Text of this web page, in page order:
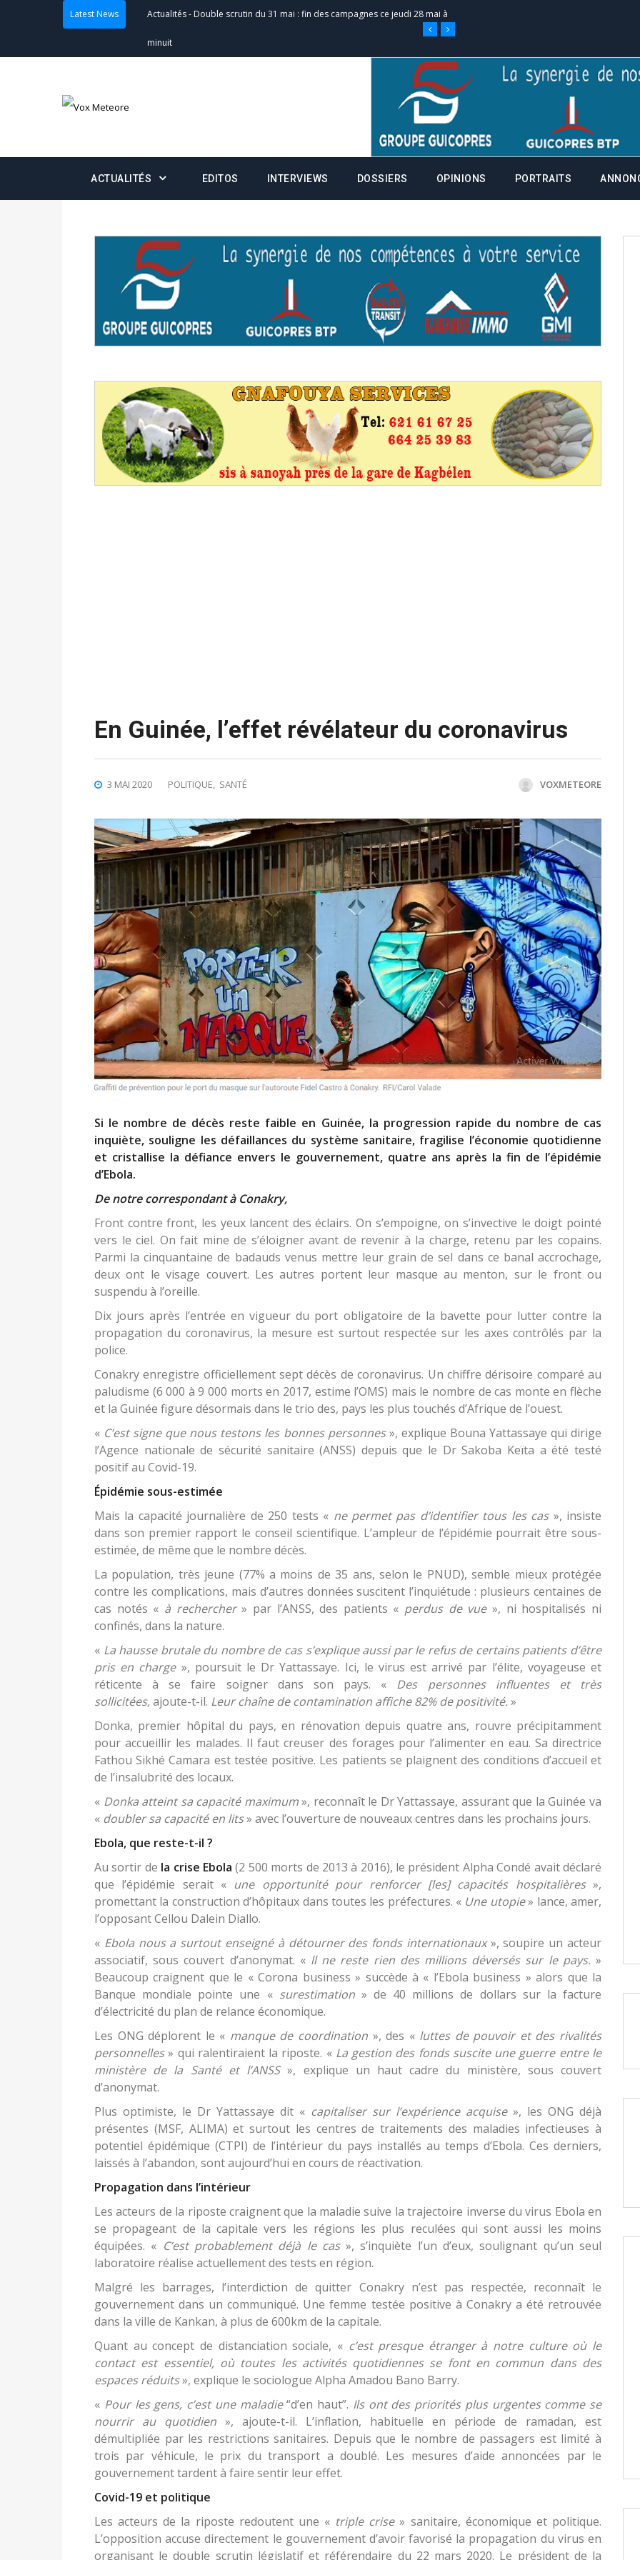
Latest News Actualités- Double scrutin du 31 mai : fin des campagnes ce jeudi 28 mai à
minuit
Communiqué relatif à la délivrance de la fiche de procuration
Convocation des membres des Commissions Administratives de
Centralisation des Votes (CACV) à une prestation de serment et à une
formation
Politique Candidats : désignez vos représentants aux CACV (centralisation
Politique Double scrutin du 31 mai : retrait des cartes d’électeurs possible
du 16 au 31 mai 2026
Politique Délégués de bureaux de vote : vos informations à transmettre
avant le 16 mai 2026 à 16h
statistiques des législatives et communales : ce 4 juin à 18h
Politique-Suite de la publication des résultats partiels des élections de mai
ce 03 juin à 14h
Politique-Suite de la publication des résultats partiels des élections de mai
ACTUALITÉS EDITOS INTERVIEWS DOSSIERS OPINIONS PORTRAITS
En Guinée, l’effet révélateur du coronavirus
3 MAI 2020 POLITIQUE SANTÉ VOXMETEORE
Si le nombre de décès reste faible en Guinée, la progression rapide du nombre de cas
inquiète, souligne les défaillances du système sanitaire, fragilise l’économie quotidienne
et cristallise la défiance envers le gouvernement, quatre ans après la fin de l’épidémie
d’Ebola.
De notre correspondant à Conakry,
Front contre front, les yeux lancent des éclairs. On s’empoigne, on s’invective le doigt pointé
vers le ciel. On fait mine de s’éloigner avant de revenir à la charge, retenu par les copains.
Parmi la cinquantaine de badauds venus mettre leur grain de sel dans ce banal accrochage,
deux ont le visage couvert. Les autres portent leur masque au menton, sur le front ou
suspendu à l’oreille.
Dix jours après l’entrée en vigueur du port obligatoire de la bavette pour lutter contre la
propagation du coronavirus, la mesure est surtout respectée sur les axes contrôlés par la
police.
Conakry enregistre officiellement sept décès de coronavirus. Un chiffre dérisoire comparé au
paludisme (6 000 à 9 000 morts en 2017, estime l’OMS) mais le nombre de cas monte en flèche
et la Guinée figure désormais dans le trio des, pays les plus touchés d’Afrique de l’ouest.
« C’est signe que nous testons les bonnes personnes», explique Bouna Yattassaye qui dirige
l’Agence nationale de sécurité sanitaire (ANSS) depuis que le Dr Sakoba Keïta a été testé
positif au Covid-19.
Épidémie sous-estimée
Mais la capacité journalière de 250 tests « ne permet pas d’identifier tous les cas», insiste
dans son premier rapport le conseil scientifique. L’ampleur de l’épidémie pourrait être sous-
estimée, de même que le nombre décès.
La population, très jeune (77% a moins de 35 ans, selon le PNUD), semble mieux protégée
contre les complications, mais d’autres données suscitent l’inquiétude : plusieurs centaines de
cas notés « à rechercher» par l’ANSS, des patients « perdus de vue», ni hospitalisés ni
confinés, dans la nature.
« La hausse brutale du nombre de cas s’explique aussi par le refus de certains patients d’être
pris en charge», poursuit le Dr Yattassaye. Ici, le virus est arrivé par l’élite, voyageuse et
réticente à se faire soigner dans son pays. « Des personnes influentes et très
sollicitées,ajoute-t-il. Leur chaîne de contamination affiche 82% de positivité. »
Donka, premier hôpital du pays, en rénovation depuis quatre ans, rouvre précipitamment
pour accueillir les malades. Il faut creuser des forages pour l’alimenter en eau. Sa directrice
Fathou Sikhé Camara est testée positive. Les patients se plaignent des conditions d’accueil et
de l’insalubrité des locaux.
« Donka atteint sa capacité maximum», reconnaît le Dr Yattassaye, assurant que la Guinée va
« doubler sa capacité en lits» avec l’ouverture de nouveaux centres dans les prochains jours.
Ebola, que reste-t-il ?
Au sortir de la crise Ebola (2 500 morts de 2013 à 2016), le président Alpha Condé avait déclaré
que l’épidémie serait « une opportunité pour renforcer [les] capacités hospitalières»,
promettant la construction d’hôpitaux dans toutes les préfectures. « Une utopie» lance, amer,
l’opposant Cellou Dalein Diallo.
« Ebola nous a surtout enseigné à détourner des fonds internationaux», soupire un acteur
associatif, sous couvert d’anonymat. «ll ne reste rien des millions déversés sur le pays.»
Beaucoup craignent que le « Corona business » succède à « l’Ebola business » alors que la
Banque mondiale pointe une « surestimation» de 40 millions de dollars sur la facture
d’électricité du plan de relance économique.
Les ONG déplorent le « manque de coordination», des «luttes de pouvoir et des rivalités
personnelles» qui ralentiraient la riposte. « La gestion des fonds suscite une guerre entre le
ministère de la Santé et l’ANSS», explique un haut cadre du ministère, sous couvert
d’anonymat.
Plus optimiste, le Dr Yattassaye dit « capitaliser sur l’expérience acquise », les ONG déjà
présentes (MSF, ALIMA) et surtout les centres de traitements des maladies infectieuses à
potentiel épidémique (CTPI) de l’intérieur du pays installés au temps d’Ebola. Ces derniers,
laissés à l’abandon, sont aujourd’hui en cours de réactivation.
Propagation dans l’intérieur
Les acteurs de la riposte craignent que la maladie suive la trajectoire inverse du virus Ebola en
se propageant de la capitale vers les régions les plus reculées qui sont aussi les moins
équipées. « C’est probablement déjà le cas», s’inquiète l’un d’eux, soulignant qu’un seul
laboratoire réalise actuellement des tests en région.
Malgré les barrages, l’interdiction de quitter Conakry n’est pas respectée, reconnaît le
gouvernement dans un communiqué. Une femme testée positive à Conakry a été retrouvée
dans la ville de Kankan, à plus de 600km de la capitale.
Quant au concept de distanciation sociale, «c’est presque étranger à notre culture où le
contact est essentiel, où toutes les activités quotidiennes se font en commun dans des
espaces réduits», explique le sociologue Alpha Amadou Bano Barry.
« Pour les gens, c’est une maladie“d’en haut”. Ils ont des priorités plus urgentes comme se
nourrir au quotidien », ajoute-t-il. L’inflation, habituelle en période de ramadan, est
démultipliée par les restrictions sanitaires. Depuis que le nombre de passagers est limité à
trois par véhicule, le prix du transport a doublé. Les mesures d’aide annoncées par le
gouvernement tardent à faire sentir leur effet.
Covid-19 et politique
Les acteurs de la riposte redoutent une « triple crise» sanitaire, économique et politique.
L’opposition accuse directement le gouvernement d’avoir favorisé la propagation du virus en
organisant le double scrutin législatif et référendaire du 22 mars 2020. Le président de la